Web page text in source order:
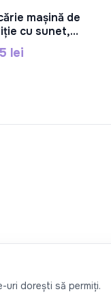
În Coș
mașină de
cu sunet,
lei
uri dorești să permiți.